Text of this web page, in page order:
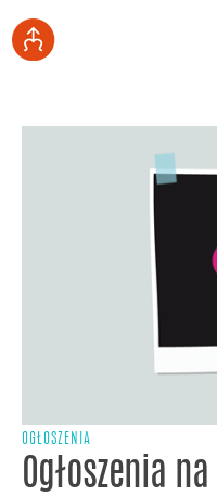
OGŁOSZENIA
Ogłoszenia